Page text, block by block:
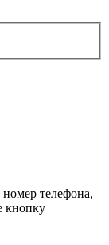
телефона,
кнопку